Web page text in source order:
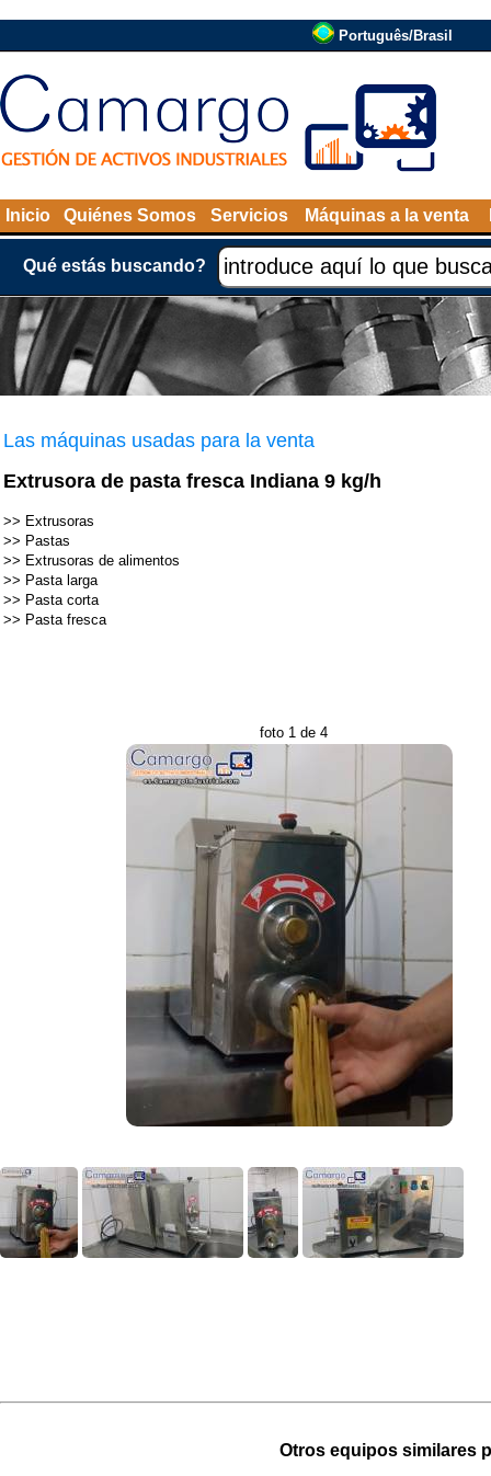
Português/Brasil
Inicio Quiénes Somos Servicios Máquinas a la venta
Qué estás buscando?
Las máquinas usadas para la venta
Extrusora de pasta fresca Indiana 9 kg/h
>> Extrusoras
>> Pastas
>> Extrusoras de alimentos
>> Pasta larga
>> Pasta corta
>> Pasta fresca
foto 1 de 4
Otros equipos similares